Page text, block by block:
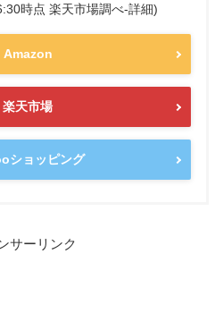
時点 楽天市場調べ-詳細)
Amazon
楽天市場
ショッピング
サーリンク